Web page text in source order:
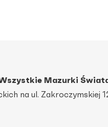
Mazurki
na ul. Zakroczymskiej